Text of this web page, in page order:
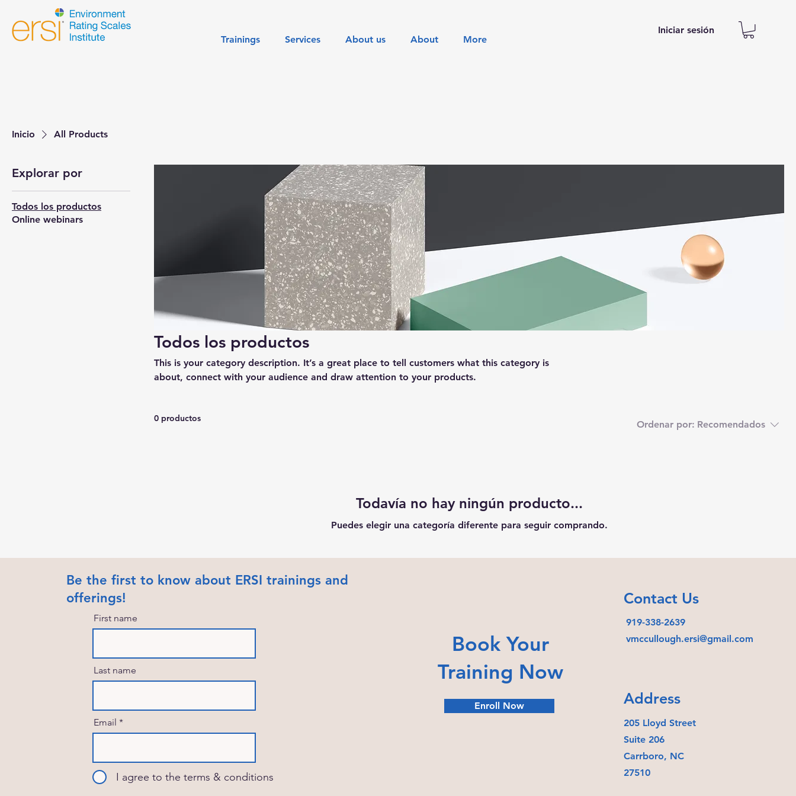
Trainings Services About us About More
Iniciar sesión
Inicio All Products
Explorar por
Todos los productos
Online webinars
Todos los productos
This is your category description. It’s a great place to tell customers what this category is
about, connect with your audience and draw attention to your products.
0 productos
Ordenar por: Recomendados
Todavía no hay ningún producto...
Puedes elegir una categoría diferente para seguir comprando.
Be the first to know about ERSI trainings and
offerings!
First name
Last name
Email
I agree to the terms & conditions
Contact Us
Book Your
Training Now
Enroll Now
919-338-2639
vmccullough.ersi@gmail.com
Address
205 Lloyd Street
Suite 206
Carrboro, NC
27510